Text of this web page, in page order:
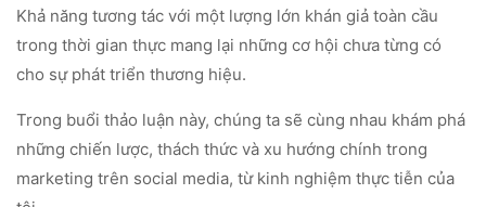
Khả năng tương tác với một lượng lớn khán giả toàn cầu
trong thời gian thực mang lại những cơ hội chưa từng có
cho sự phát triển thương hiệu.
Trong buổi thảo luận này, chúng ta sẽ cùng nhau khám phá
những chiến lược, thách thức và xu hướng chính trong
marketing trên social media, từ kinh nghiệm thực tiễn của